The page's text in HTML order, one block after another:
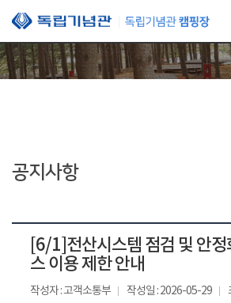
본문 바로가기
공지사항
[6/1]전산시스템 점검 및 안정
스 이용 제한 안내
작성자 : 고객소통부 작성일 : 2026-05-29